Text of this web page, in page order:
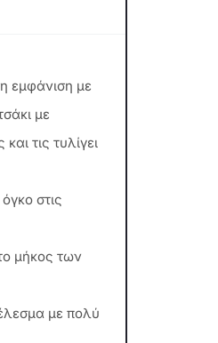
εμφάνιση με
με
τις τυλίγει
στις
μήκος των
με πολύ